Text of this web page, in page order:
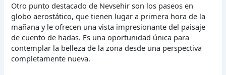
Otro punto destacado de Nevsehir son los paseos en
globo aerostático, que tienen lugar a primera hora de la
mañana y le ofrecen una vista impresionante del paisaje
de cuento de hadas. Es una oportunidad única para
contemplar la belleza de la zona desde una perspectiva
completamente nueva.